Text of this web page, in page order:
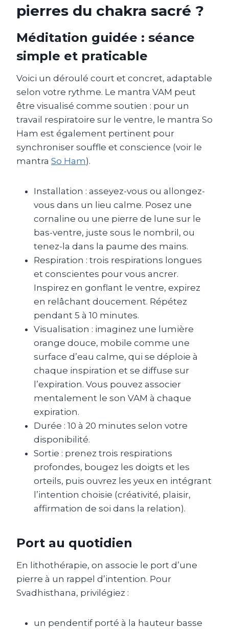
pierres du chakra sacré ?
Méditation guidée : séance
simple et praticable
Voici un déroulé court et concret, adaptable
selon votre rythme. Le mantra VAM peut
être visualisé comme soutien : pour un
travail respiratoire sur le ventre, le mantra So
Ham est également pertinent pour
synchroniser souffle et conscience (voir le
mantra So Ham).
Installation : asseyez-vous ou allongez-
vous dans un lieu calme. Posez une
cornaline ou une pierre de lune sur le
bas-ventre, juste sous le nombril, ou
tenez-la dans la paume des mains.
Respiration : trois respirations longues
et conscientes pour vous ancrer.
Inspirez en gonflant le ventre, expirez
en relâchant doucement. Répétez
pendant 5 à 10 minutes.
Visualisation : imaginez une lumière
orange douce, mobile comme une
surface d’eau calme, qui se déploie à
chaque inspiration et se diffuse sur
l’expiration. Vous pouvez associer
mentalement le son VAM à chaque
expiration.
Durée : 10 à 20 minutes selon votre
disponibilité.
Sortie : prenez trois respirations
profondes, bougez les doigts et les
orteils, puis ouvrez les yeux en intégrant
l’intention choisie (créativité, plaisir,
affirmation de soi dans la relation).
Port au quotidien
En lithothérapie, on associe le port d’une
pierre à un rappel d’intention. Pour
Svadhisthana, privilégiez :
un pendentif porté à la hauteur basse